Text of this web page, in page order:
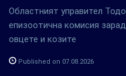
Областният управител
епизоотична комисия
овцете и козите
Published on 07.08.2026